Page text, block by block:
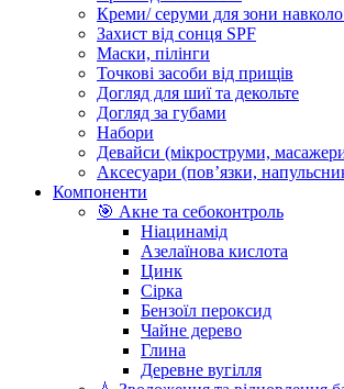
Креми/ серуми для зони
Захист від сонця SPF
Маски, пілінги
Точкові засоби від прищів
Догляд для шиї та декольте
Догляд за губами
Набори
Девайси (мікроструми,
Аксесуари (повʼязки,
Компоненти
🎯 Акне та себоконтроль
Ніацинамід
Азелаїнова кислота
Цинк
Сірка
Бензоїл пероксид
Чайне дерево
Глина
Деревне вугілля